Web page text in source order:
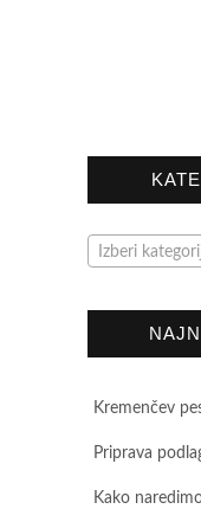
Izberi
Kremenčev
Priprava
Kako